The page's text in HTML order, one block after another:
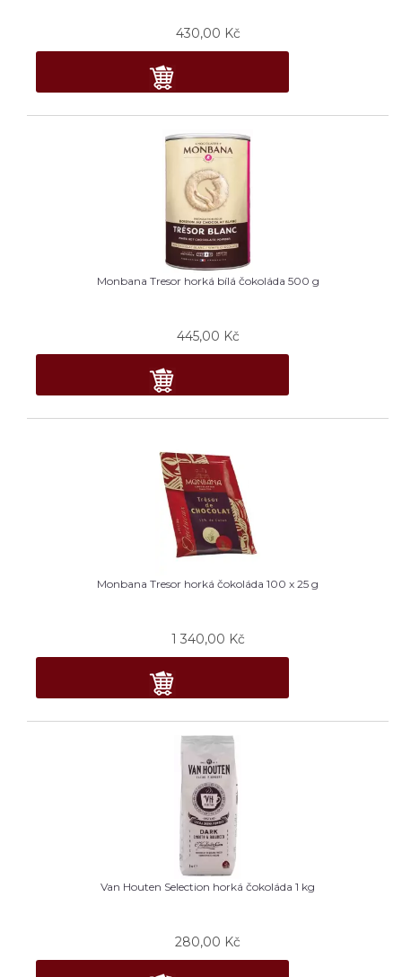
430,00 Kč
Monbana Tresor horká bílá čokoláda 500 g
445,00 Kč
Monbana Tresor horká čokoláda 100 x 25 g
1 340,00 Kč
Van Houten Selection horká čokoláda 1 kg
280,00 Kč